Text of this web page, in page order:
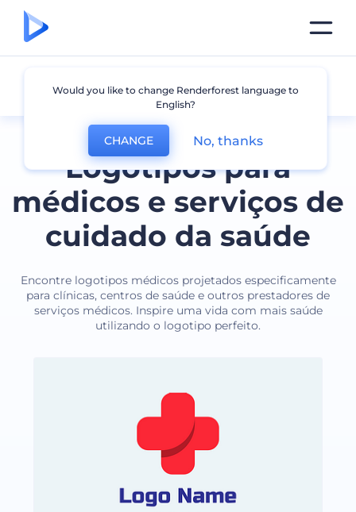
Logotipos para
médicos e serviços de
cuidado da saúde
Encontre logotipos médicos projetados especificamente
para clínicas, centros de saúde e outros prestadores de
serviços médicos. Inspire uma vida com mais saúde
utilizando o logotipo perfeito.
Área Médica
Would you like to change Renderforest language to
English?
CHANGE No, thanks